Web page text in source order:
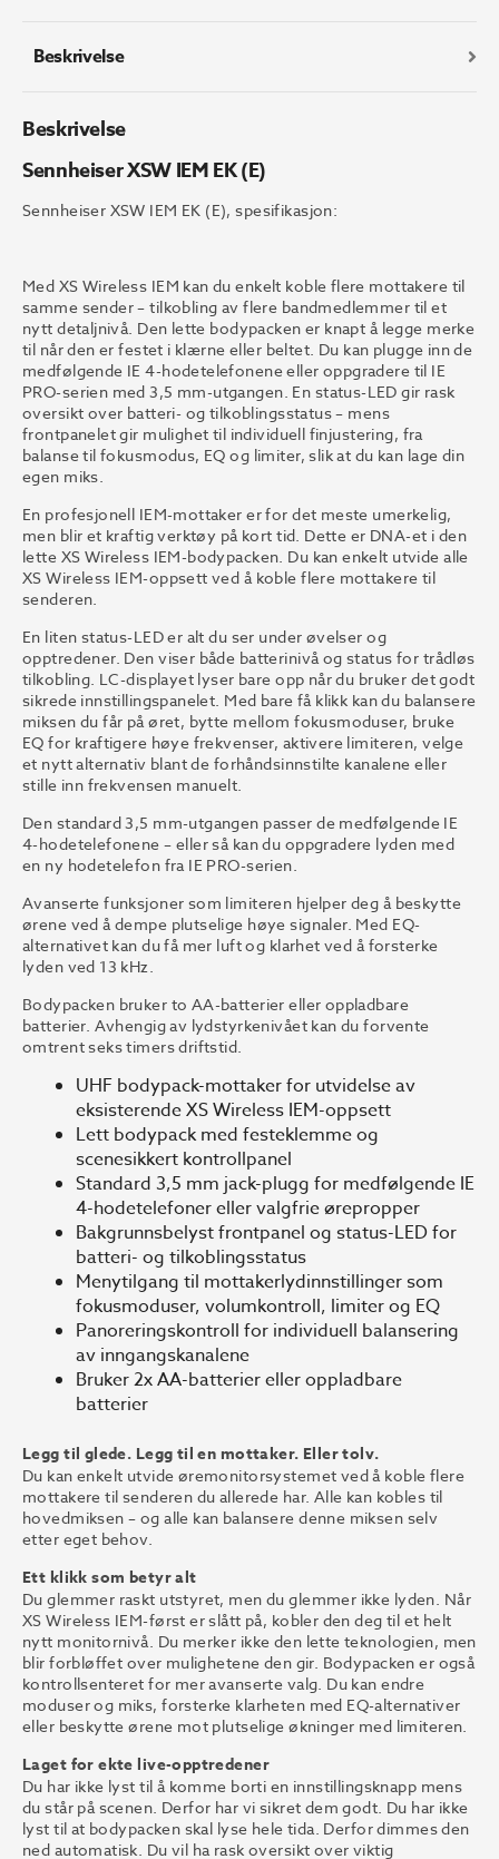
Beskrivelse
Beskrivelse
Sennheiser XSW IEM EK (E)
Sennheiser XSW IEM EK (E), spesifikasjon:
Med XS Wireless IEM kan du enkelt koble flere mottakere til
samme sender – tilkobling av flere bandmedlemmer til et
nytt detaljnivå. Den lette bodypacken er knapt å legge merke
til når den er festet i klærne eller beltet. Du kan plugge inn de
medfølgende IE 4-hodetelefonene eller oppgradere til IE
PRO-serien med 3,5 mm-utgangen. En status-LED gir rask
oversikt over batteri- og tilkoblingsstatus – mens
frontpanelet gir mulighet til individuell finjustering, fra
balanse til fokusmodus, EQ og limiter, slik at du kan lage din
egen miks.
En profesjonell IEM-mottaker er for det meste umerkelig,
men blir et kraftig verktøy på kort tid. Dette er DNA-et i den
lette XS Wireless IEM-bodypacken. Du kan enkelt utvide alle
XS Wireless IEM-oppsett ved å koble flere mottakere til
senderen.
En liten status-LED er alt du ser under øvelser og
opptredener. Den viser både batterinivå og status for trådløs
tilkobling. LC-displayet lyser bare opp når du bruker det godt
sikrede innstillingspanelet. Med bare få klikk kan du balansere
miksen du får på øret, bytte mellom fokusmoduser, bruke
EQ for kraftigere høye frekvenser, aktivere limiteren, velge
et nytt alternativ blant de forhåndsinnstilte kanalene eller
stille inn frekvensen manuelt.
Den standard 3,5 mm-utgangen passer de medfølgende IE
4-hodetelefonene – eller så kan du oppgradere lyden med
en ny hodetelefon fra IE PRO-serien.
Avanserte funksjoner som limiteren hjelper deg å beskytte
ørene ved å dempe plutselige høye signaler. Med EQ-
alternativet kan du få mer luft og klarhet ved å forsterke
lyden ved 13 kHz.
Bodypacken bruker to AA-batterier eller oppladbare
batterier. Avhengig av lydstyrkenivået kan du forvente
omtrent seks timers driftstid.
UHF bodypack-mottaker for utvidelse av
eksisterende XS Wireless IEM-oppsett
Lett bodypack med festeklemme og
scenesikkert kontrollpanel
Standard 3,5 mm jack-plugg for medfølgende IE
4-hodetelefoner eller valgfrie ørepropper
Bakgrunnsbelyst frontpanel og status-LED for
batteri- og tilkoblingsstatus
Menytilgang til mottakerlydinnstillinger som
fokusmoduser, volumkontroll, limiter og EQ
Panoreringskontroll for individuell balansering
av inngangskanalene
Bruker 2x AA-batterier eller oppladbare
batterier
Legg til glede. Legg til en mottaker. Eller tolv.
Du kan enkelt utvide øremonitorsystemet ved å koble flere
mottakere til senderen du allerede har. Alle kan kobles til
hovedmiksen – og alle kan balansere denne miksen selv
etter eget behov.
Ett klikk som betyr alt
Du glemmer raskt utstyret, men du glemmer ikke lyden. Når
XS Wireless IEM-først er slått på, kobler den deg til et helt
nytt monitornivå. Du merker ikke den lette teknologien, men
blir forbløffet over mulighetene den gir. Bodypacken er også
kontrollsenteret for mer avanserte valg. Du kan endre
moduser og miks, forsterke klarheten med EQ-alternativer
eller beskytte ørene mot plutselige økninger med limiteren.
Laget for ekte live-opptredener
Du har ikke lyst til å komme borti en innstillingsknapp mens
du står på scenen. Derfor har vi sikret dem godt. Du har ikke
lyst til at bodypacken skal lyse hele tida. Derfor dimmes den
ned automatisk. Du vil ha rask oversikt over viktig